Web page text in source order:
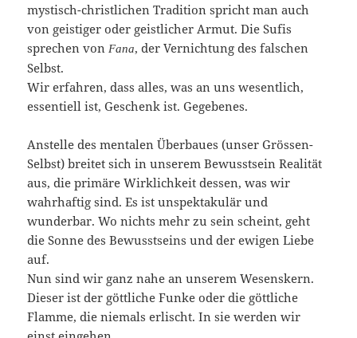
mystisch-christlichen Tradition spricht man auch
von geistiger oder geistlicher Armut. Die Sufis
sprechen von Fana, der Vernichtung des falschen
Selbst.
Wir erfahren, dass alles, was an uns wesentlich,
essentiell ist, Geschenk ist. Gegebenes.
Anstelle des mentalen Überbaues (unser Grössen-
Selbst) breitet sich in unserem Bewusstsein Realität
aus, die primäre Wirklichkeit dessen, was wir
wahrhaftig sind. Es ist unspektakulär und
wunderbar. Wo nichts mehr zu sein scheint, geht
die Sonne des Bewusstseins und der ewigen Liebe
auf.
Nun sind wir ganz nahe an unserem Wesenskern.
Dieser ist der göttliche Funke oder die göttliche
Flamme, die niemals erlischt. In sie werden wir